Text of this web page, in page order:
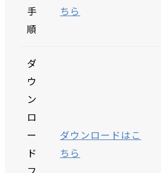
手
順
ちら
ダ
ウ
ン
ロ
ー
ド
ダウンロードはこ
ちら